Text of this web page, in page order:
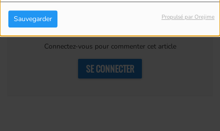
Sauvegarder Propulsé par Orejime
Commentaires(0)
Connectez-vous pour commenter cet article
SE CONNECTER